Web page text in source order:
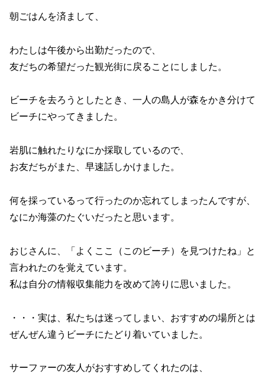
朝ごはんを済まして、
わたしは午後から出勤だったので、
友だちの希望だった観光街に戻ることにしました。
ビーチを去ろうとしたとき、一人の島人が森をかき分けて
ビーチにやってきました。
岩肌に触れたりなにか採取しているので、
お友だちがまた、早速話しかけました。
何を採っているって行ったのか忘れてしまったんですが、
なにか海藻のたぐいだったと思います。
おじさんに、「よくここ（このビーチ）を見つけたね」と
言われたのを覚えています。
私は自分の情報収集能力を改めて誇りに思いました。
・・・実は、私たちは迷ってしまい、おすすめの場所とは
ぜんぜん違うビーチにたどり着いていました。
サーファーの友人がおすすめしてくれたのは、